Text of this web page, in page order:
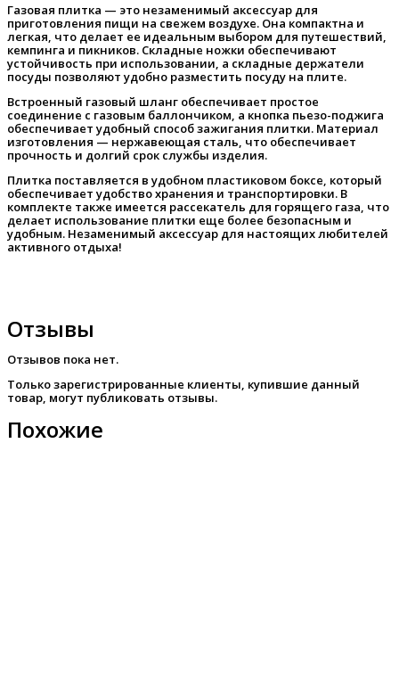
Газовая плитка — это незаменимый аксессуар для
приготовления пищи на свежем воздухе. Она компактна и
легкая, что делает ее идеальным выбором для путешествий,
кемпинга и пикников. Складные ножки обеспечивают
устойчивость при использовании, а складные держатели
посуды позволяют удобно разместить посуду на плите.
Встроенный газовый шланг обеспечивает простое
соединение с газовым баллончиком, а кнопка пьезо-поджига
обеспечивает удобный способ зажигания плитки. Материал
изготовления — нержавеющая сталь, что обеспечивает
прочность и долгий срок службы изделия.
Плитка поставляется в удобном пластиковом боксе, который
обеспечивает удобство хранения и транспортировки. В
комплекте также имеется рассекатель для горящего газа, что
делает использование плитки еще более безопасным и
удобным. Незаменимый аксессуар для настоящих любителей
активного отдыха!
Отзывы
Отзывов пока нет.
Только зарегистрированные клиенты, купившие данный
товар, могут публиковать отзывы.
Похожие